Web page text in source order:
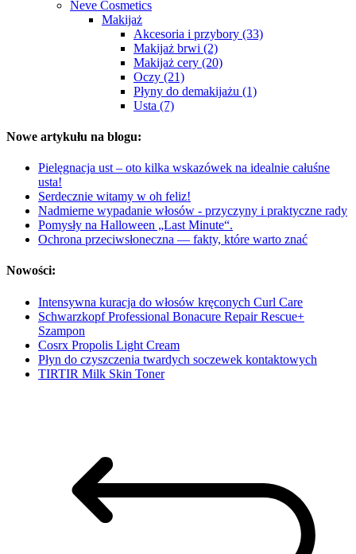
Neve Cosmetics
Makijaż
Akcesoria i przybory (33)
Makijaż brwi (2)
Makijaż cery (20)
Oczy (21)
Płyny do demakijażu (1)
Usta (7)
Nowe artykułu na blogu:
Pielęgnacja ust – oto kilka wskazówek na idealnie całuśne
usta!
Serdecznie witamy w oh feliz!
Nadmierne wypadanie włosów - przyczyny i praktyczne rady
Pomysły na Halloween „Last Minute“.
Ochrona przeciwsłoneczna — fakty, które warto znać
Nowości:
Intensywna kuracja do włosów kręconych Curl Care
Schwarzkopf Professional Bonacure Repair Rescue+
Szampon
Cosrx Propolis Light Cream
Płyn do czyszczenia twardych soczewek kontaktowych
TIRTIR Milk Skin Toner